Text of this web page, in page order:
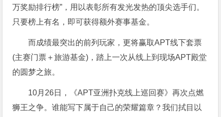
万奖励排行榜”，用以表彰所有发光发热的顶尖选手们。
只要榜上有名，即可获得额外赛事基金。
而成绩最突出的前列玩家，更将赢取APT线下套票
(主赛门票＋旅游基金)，踏上一次从线上到现场APT殿堂
的圆梦之旅。
10月26日，《APT亚洲扑克线上巡回赛》再次点燃
狮王之争。谁能写下属于自己的荣耀篇章？我们拭目以